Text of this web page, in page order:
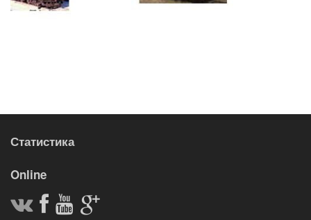
Статистика
Online